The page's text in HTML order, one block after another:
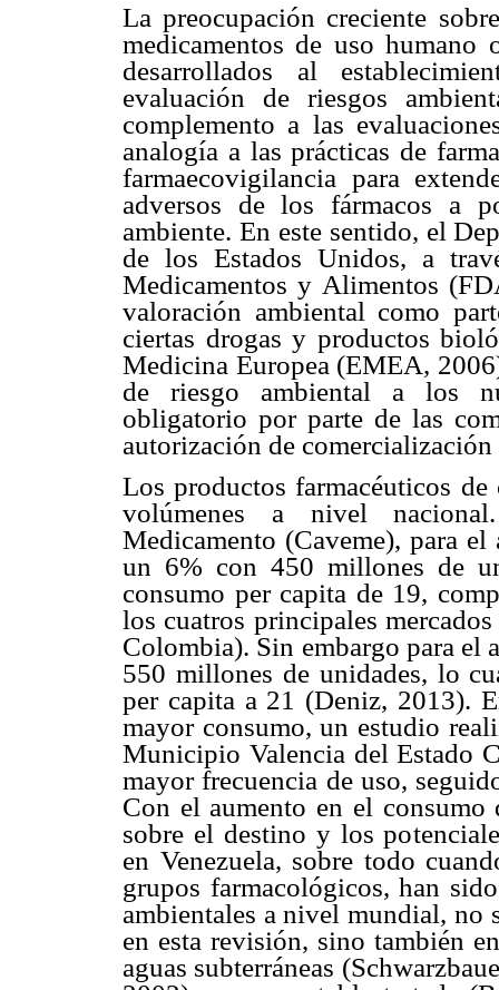
La preocupación creciente
medicamentos de uso
desarrollados al
evaluación de riesgos
complemento a las
analogía a las prácticas de
farmaecovigilancia para
adversos de los fármacos a
ambiente. En este sentido, el
de los Estados Unidos, a
Medicamentos y Alimentos
valoración ambiental como
ciertas drogas y productos
Medicina Europea (EMEA,
de riesgo ambiental a los
obligatorio por parte de las
autorización de comercialización
Los productos farmacéuticos
volúmenes a nivel
Medicamento (Caveme), para
un 6% con 450 millones de
consumo per capita de 19,
los cuatros principales
Colombia). Sin embargo para el
550 millones de unidades, lo
per capita a 21 (Deniz, 2013).
mayor consumo, un estudio
Municipio Valencia del Estado
mayor frecuencia de uso,
Con el aumento en el consumo
sobre el destino y los
en Venezuela, sobre todo
grupos farmacológicos, han
ambientales a nivel mundial, no
en esta revisión, sino también
aguas subterráneas